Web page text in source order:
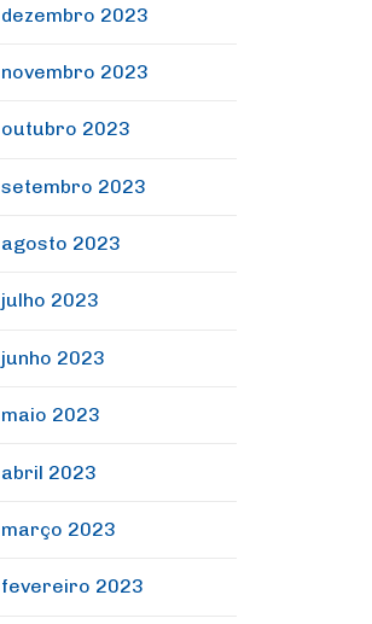
dezembro 2023
novembro 2023
outubro 2023
setembro 2023
agosto 2023
julho 2023
junho 2023
maio 2023
abril 2023
março 2023
fevereiro 2023